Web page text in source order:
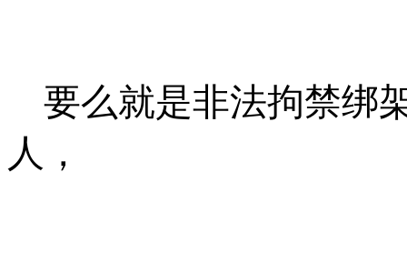
要么就是非法拘禁绑
人，